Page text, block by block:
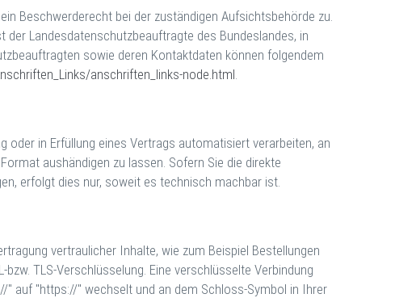
Beschwerderecht bei der zuständigen Aufsichtsbehörde zu.
Landesdatenschutzbeauftragte des Bundeslandes, in
sowie deren Kontaktdaten können folgendem
anschriften_links-node.html.
oder in Erfüllung eines Vertrags automatisiert verarbeiten, an
aushändigen zu lassen. Sofern Sie die direkte
erfolgt dies nur, soweit es technisch machbar ist.
vertraulicher Inhalte, wie zum Beispiel Bestellungen
TLS-Verschlüsselung. Eine verschlüsselte Verbindung
" auf "https://" wechselt und an dem Schloss-Symbol in Ihrer